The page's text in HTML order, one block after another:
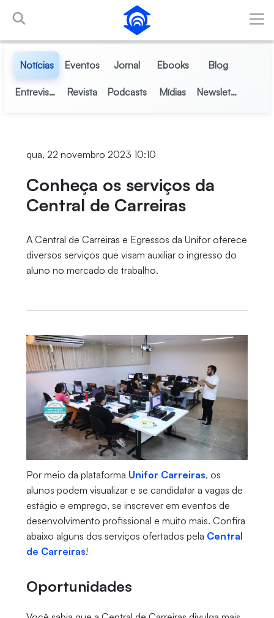
Pular para o Conteúdo principal
Notícias Eventos Jornal Ebooks Blog
Entrevistas Revista Podcasts Mídias Newsletter
qua, 22 novembro 2023 10:10
Conheça os serviços da
Central de Carreiras
A Central de Carreiras e Egressos da Unifor oferece
diversos serviços que visam auxiliar o ingresso do
aluno no mercado de trabalho.
Por meio da plataforma Unifor Carreiras, os
alunos podem visualizar e se candidatar a vagas de
estágio e emprego, se inscrever em eventos de
desenvolvimento profissional e muito mais. Confira
abaixo alguns dos serviços ofertados pela Central
de Carreiras!
Oportunidades